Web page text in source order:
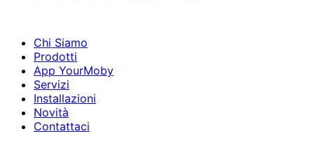
Chi Siamo
Prodotti
App YourMoby
Servizi
Installazioni
Novità
Contattaci